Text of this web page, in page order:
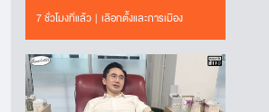
ขบวนการ
7 ชั่วโมงที่แล้ว เลือกตั้งและการเมือง